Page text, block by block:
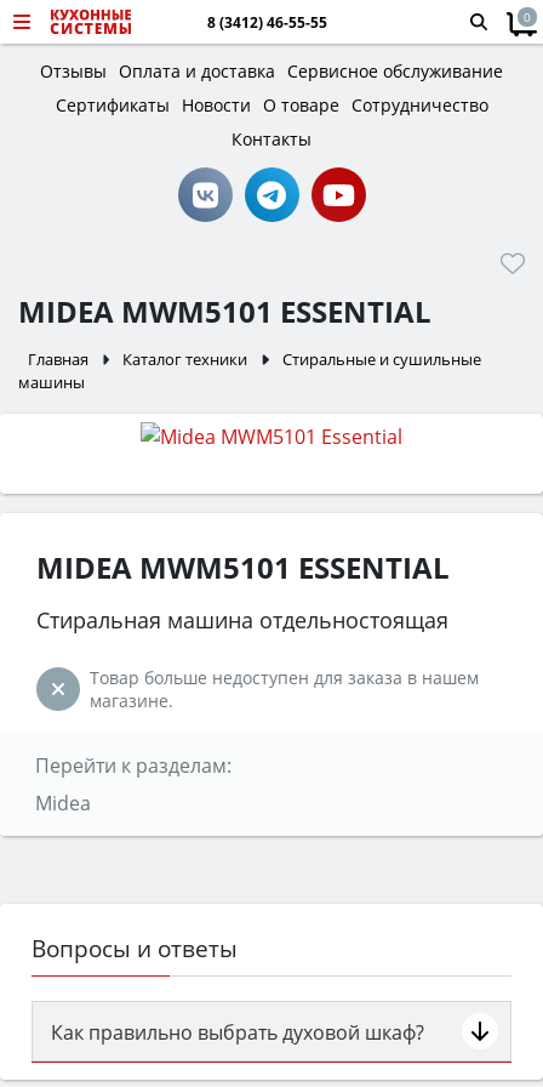
8 (3412) 46-55-55 0
Отзывы Оплата и доставка Сервисное обслуживание
Сертификаты
Новости О товаре Сотрудничество
Контакты
MIDEA MWM5101 ESSENTIAL
Главная Каталог техники
Стиральные и сушильные
машины
MIDEA MWM5101 ESSENTIAL
Стиральная машина отдельностоящая
Товар больше недоступен для заказа в нашем
магазине.
Перейти к разделам:
Midea
Вопросы и ответы
Как правильно выбрать духовой шкаф?